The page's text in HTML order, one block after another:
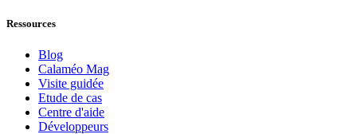
Ressources
Blog
Calaméo Mag
Visite guidée
Etude de cas
Centre d'aide
Développeurs